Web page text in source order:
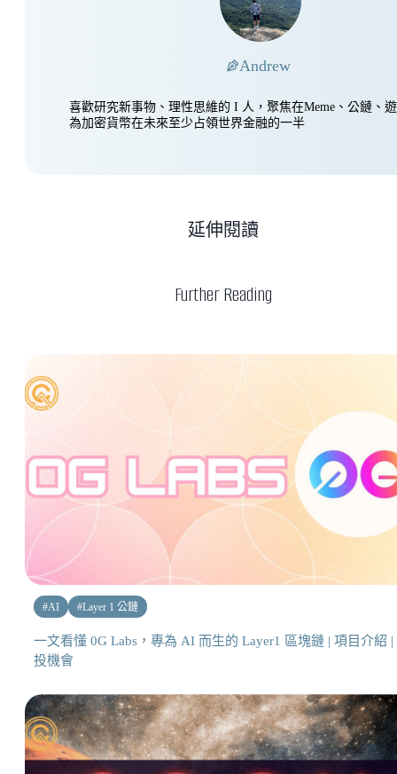
Andrew
喜歡研究新事物、理性思維的 I 人，聚焦在Meme、公鏈、
為加密貨幣在未來至少占領世界金融的一半
Further Reading
延伸閱讀
#AI #Layer 1 公鏈
一文看懂 0G Labs，專為 AI 而生的 Layer1 區塊鏈 | 項目介紹 |
投機會